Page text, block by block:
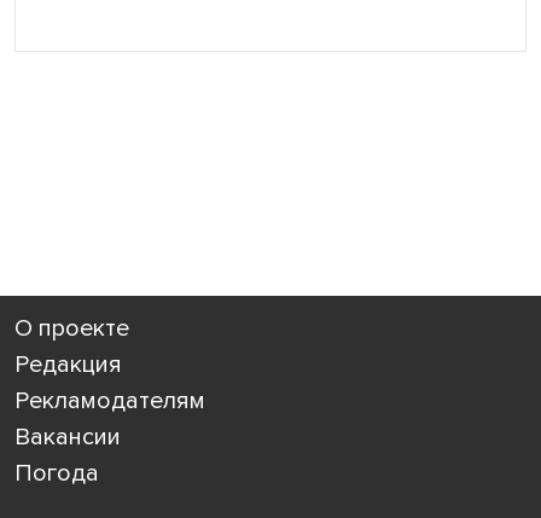
О проекте
Редакция
Рекламодателям
Вакансии
Погода